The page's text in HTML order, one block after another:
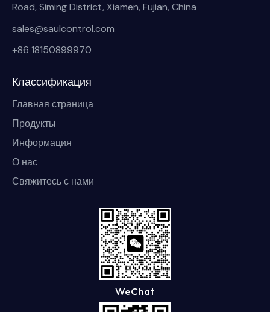
Road, Siming District, Xiamen, Fujian, China
sales@saulcontrol.com
+86 18150899970
Классификация
Главная страница
Продукты
Информация
О нас
Свяжитесь с нами
WeChat